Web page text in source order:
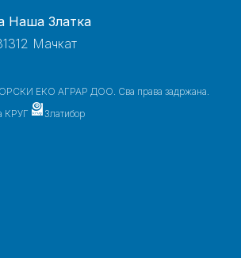
Наша Златка
Мачкат
ЕКО АГРАР ДОО. Сва права задржана.
КРУГ Златибор